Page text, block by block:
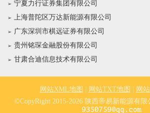
宁夏力行证券集团有限公司
上海普陀区万达新能源有限公司
广东深圳市棋远证券有限公司
贵州铭琛金融股份有限公司
甘肃合迪信息技术有限公司
网站XML地图 网站TXT地图
网
©CopyRight 2015-2026 陕西帝易新能源有